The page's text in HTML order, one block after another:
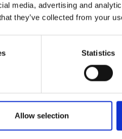
media, advertising and
they’ve collected from your
Statistics
Allow selection